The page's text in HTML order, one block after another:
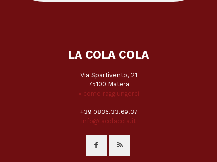
LA COLA COLA
Via Spartivento, 21
75100 Matera
» come raggiungerci
+39 0835.33.69.37
info@lacolacola.it